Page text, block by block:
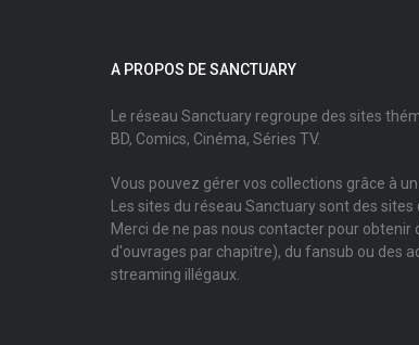
A PROPOS DE SANCTUARY
Le réseau Sanctuary regroupe des sites
BD, Comics, Cinéma, Séries TV.
Vous pouvez gérer vos collections grâce à
Les sites du réseau Sanctuary sont des
Merci de ne pas nous contacter pour obtenir
d'ouvrages par chapitre), du fansub ou des
streaming illégaux.